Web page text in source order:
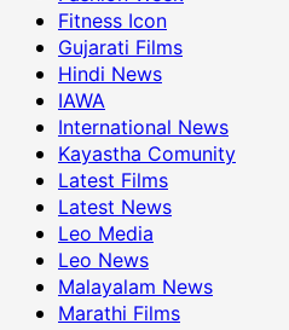
Fitness Icon
Gujarati Films
Hindi News
IAWA
International News
Kayastha Comunity
Latest Films
Latest News
Leo Media
Leo News
Malayalam News
Marathi Films